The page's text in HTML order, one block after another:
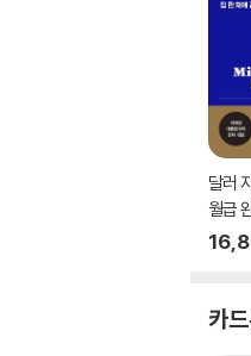
달러
월급
카